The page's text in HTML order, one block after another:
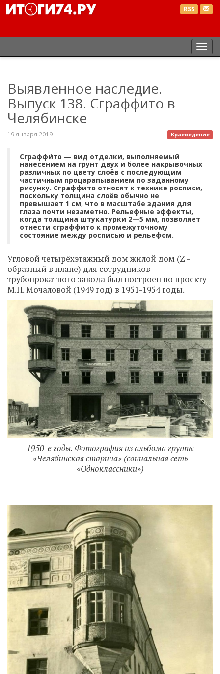
RSS
Выявленное наследие.
Выпуск 138. Сграффито в
Челябинске
Краеведение
19 января 2019
Сграффи́то — вид отделки, выполняемый
нанесением на грунт двух и более накрывочных
различных по цвету слоёв с последующим
частичным процарапыванием по заданному
рисунку. Сграффито относят к технике росписи,
поскольку толщина слоёв обычно не
превышает 1 см, что в масштабе здания для
глаза почти незаметно. Рельефные эффекты,
когда толщина штукатурки 2—5 мм, позволяет
отнести сграффито к промежуточному
состояние между росписью и рельефом.
Угловой четырёхэтажный дом жилой дом (Z -
образный в плане) для сотрудников
трубопрокатного завода был построен по проекту
М.П. Мочаловой (1949 год) в 1951-1954 годы.
1950-е годы. Фотография из альбома группы
«Челябинская старина» (социальная сеть
«Одноклассники»)